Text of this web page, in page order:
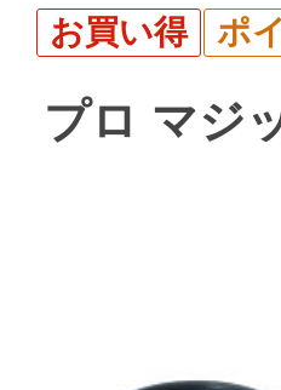
お買い得 ポ
プロ マジ